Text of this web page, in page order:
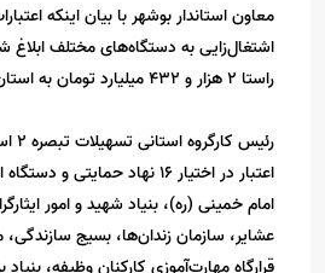
معاون استاندار بوشهر با بیان اینکه
اشتغال‌زایی به دستگاه‌های مختلف
راستا 2 هزار و 432 میلیارد تومان به استان بوشهر تخصیص یافت.
اعتبار در اختیار 16 نهاد
امام خمینی (ره)، بنیاد شهید و امور
عشایر، سازمان زندان‌ها، بسیج سازندگی،
قرارگاه مهارت‌آموزی کارکنان وظیفه،